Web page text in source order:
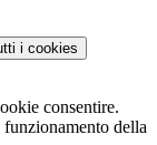
i cookies
consentire.
della